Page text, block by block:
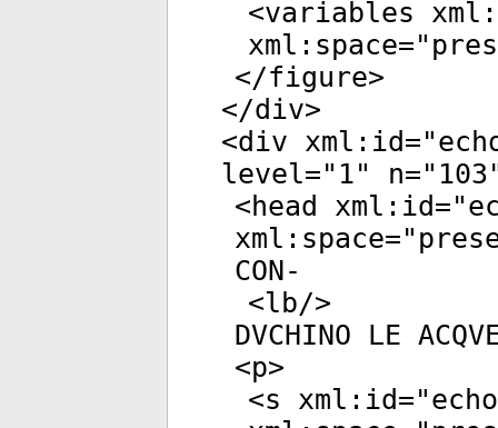
<variables
xml:space="
</figure>
</div>
<div xml:id="
level=" 1" n=" 103
<head xml:id="
xml:space="
CON-
<lb/>
DVCHINO LE
<p>
<s xml:id="